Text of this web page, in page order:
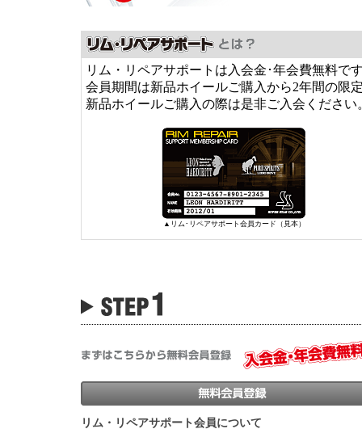
リム・リペアサポートは入会金･年会費無料で
会員期間は新品ホイールご購入から2年間の限
新品ホイールご購入の際は是非ご入会ください
▲リム･リペアサポート会員カード（見本）
リム・リペアサポート会員について